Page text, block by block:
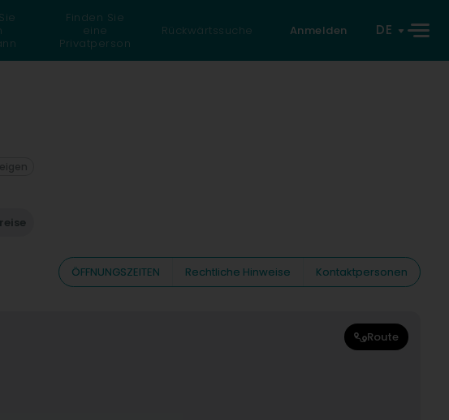
Finden Sie
eine
Privatperson
Rückwärtssuche Anmelden DE
ÖFFNUNGSZEITEN Rechtliche Hinweise
Kontaktpersonen
Route